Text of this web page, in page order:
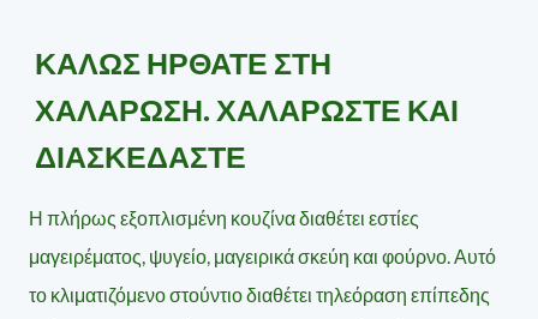
ΚΑΛΏΣ ΉΡΘΑΤΕ ΣΤΗ
ΧΑΛΆΡΩΣΗ. ΧΑΛΑΡΏΣΤΕ ΚΑΙ
ΔΙΑΣΚΕΔΆΣΤΕ
Η πλήρως εξοπλισμένη κουζίνα διαθέτει εστίες
μαγειρέματος, ψυγείο, μαγειρικά σκεύη και φούρνο. Αυτό
το κλιματιζόμενο στούντιο διαθέτει τηλεόραση επίπεδης